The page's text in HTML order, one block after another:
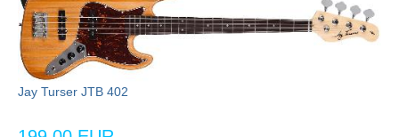
Jay Turser JTB 402